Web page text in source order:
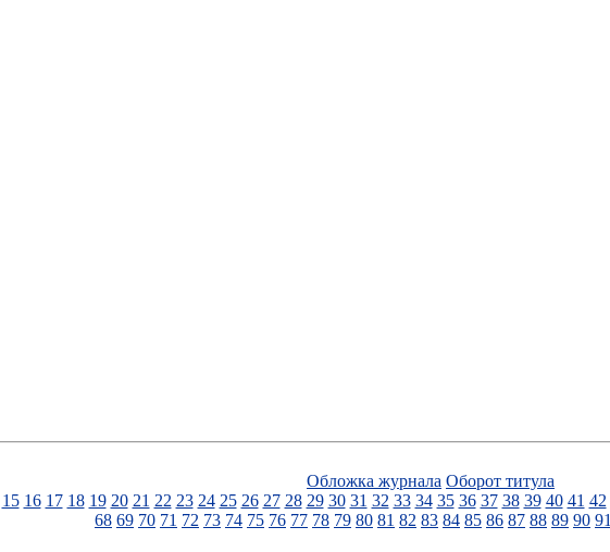
Обложка журнала Оборот титула
15 16 17 18 19 20 21 22 23 24 25 26 27 28 29 30 31 32 33 34 35 36 37 38 39 40 41 42
68 69 70 71 72 73 74 75 76 77 78 79 80 81 82 83 84 85 86 87 88 89 90 91